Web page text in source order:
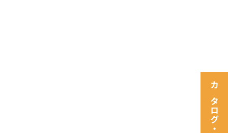
カタログ・資料